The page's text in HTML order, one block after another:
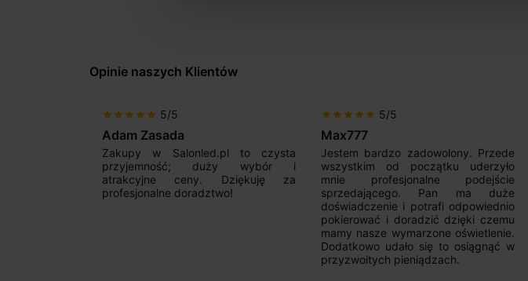
Opinie naszych Klientów
star star star star star 5/5
Adam Zasada
Zakupy w Salonled.pl to czysta
przyjemność; duży wybór i
atrakcyjne ceny. Dziękuję za
profesjonalne doradztwo!
star star star star star 5/5
Max777
Jestem bardzo zadowolony. Przede
wszystkim od początku uderzyło
mnie profesjonalne podejście
sprzedającego. Pan ma duże
doświadczenie i potrafi odpowiednio
pokierować i doradzić dzięki czemu
mamy nasze wymarzone oświetlenie.
Dodatkowo udało się to osiągnąć w
przyzwoitych pieniądzach.